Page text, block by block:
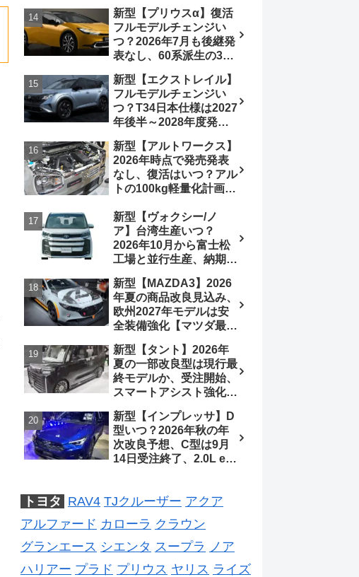
う無い？【トヨタ最新情
報】1.2Lハイブリッド追
加は次期型に期待
新型【プリウスα】復活
フルモデルチェンジい
つ？2026年7月も後継発
表なし、60系派生の3列
発売される可能性は【ト
ヨタ最新情報デザイン予
想画像】スライドドア装
備の要望も
新型【エクストレイル】
フルモデルチェンジい
つ？T34日本仕様は2027
年後半～2028年度発売
米ローグe-POWERは
2026年後半投入へ
新型【アルトワークス】
2026年時点で発売発表
なし、復活はいつ？アル
トの100kg軽量化計画は
処、5MTターボとアルト
スピリットに期待【スズ
キ最新情報】
新型【ヴォクシー/ノ
ア】台湾生産いつ？
2026年10月から富士松
工場と並行生産、納期短
2026年5月6日マイナー
チェンジ、価格 NOAH
326万1500円、VOXY
375万1000円、特別仕様
車 WxBと煌の追加に期
待、S-Zに12.3インチメ
ーター
新型【MAZDA3】2026
年夏の商品改良見込み、
欧州2027年モデルは安
全装備強化【マツダ最新
ジは2028年以降予想
新型【タント】2026年
夏の一部改良型は現行最
終モデルか、受注開始、
スマートアシスト強化と
フルモデルチェンジ予想
【ダイハツ最新情報】
新型【インプレッサ】D
型いつ？2026年秋の年
次改良予想、C型は9月
14日受注終了、2.0L e-
予想【スバル最新情報】
トヨタ RAV4 TJクルーザー アクア
アルファード カローラ クラウン
グランエース シエンタ スープラ
ノア
ハリアー プラド プリウス ヤリス ライズ